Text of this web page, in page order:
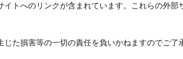
イトへのリンクが含まれています。これらの外部
じた損害等の一切の責任を負いかねますのでご了